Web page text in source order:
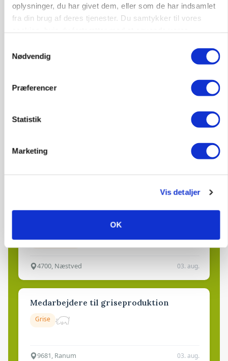
oplysninger, du har givet dem, eller som de har indsamlet
fra din brug af deres tjenester. Du samtykker til vores
Nødvendig
Præferencer
Statistik
Marketing
Vis detaljer
OK
Elevplads tilbydes ved Ringkøbing /
Grise
6950, Ringkøbing 06. aug.
Rørlægger / håndmand søges til
Anlæg
4690, Haslev NY 06. aug.
Lastbilchauffør søges til Henrik Haves
Godstransport
4700, Næstved 03. aug.
Medarbejdere til griseproduktion
Grise
9681, Ranum 03. aug.